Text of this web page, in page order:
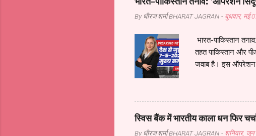
By धीरज शर्माBHARAT JAGRAN - बुधवार, मई
भारत-पाकिस्तान
तहत पाकिस्तान और
जवाब है। इस ऑपरेशन
को हाई अलर्ट पर
अन्य वरिष्ठ
की बैठक निर्धारित
NSA डोभाल ने
स्विस बैंक में भारतीय काला धन फिर
By धीरज शर्माBHARAT JAGRAN - शनिवार,